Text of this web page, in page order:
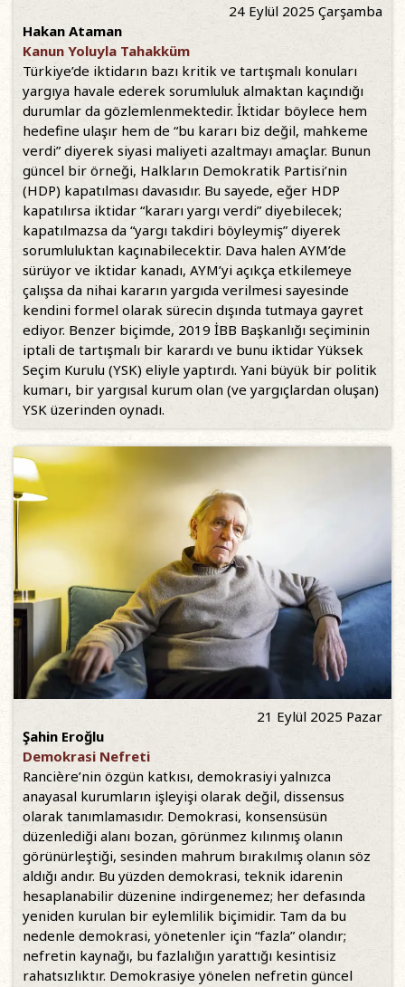
24 Eylül 2025 Çarşamba
Hakan Ataman
Kanun Yoluyla Tahakküm
Türkiye’de iktidarın bazı kritik ve tartışmalı konuları
yargıya havale ederek sorumluluk almaktan kaçındığı
durumlar da gözlemlenmektedir. İktidar böylece hem
hedefine ulaşır hem de “bu kararı biz değil, mahkeme
verdi” diyerek siyasi maliyeti azaltmayı amaçlar. Bunun
güncel bir örneği, Halkların Demokratik Partisi’nin
(HDP) kapatılması davasıdır. Bu sayede, eğer HDP
kapatılırsa iktidar “kararı yargı verdi” diyebilecek;
kapatılmazsa da “yargı takdiri böyleymiş” diyerek
sorumluluktan kaçınabilecektir. Dava halen AYM’de
sürüyor ve iktidar kanadı, AYM’yi açıkça etkilemeye
çalışsa da nihai kararın yargıda verilmesi sayesinde
kendini formel olarak sürecin dışında tutmaya gayret
ediyor. Benzer biçimde, 2019 İBB Başkanlığı seçiminin
iptali de tartışmalı bir karardı ve bunu iktidar Yüksek
Seçim Kurulu (YSK) eliyle yaptırdı. Yani büyük bir politik
kumarı, bir yargısal kurum olan (ve yargıçlardan oluşan)
YSK üzerinden oynadı.
21 Eylül 2025 Pazar
Şahin Eroğlu
Demokrasi Nefreti
Rancière’nin özgün katkısı, demokrasiyi yalnızca
anayasal kurumların işleyişi olarak değil, dissensus
olarak tanımlamasıdır. Demokrasi, konsensüsün
düzenlediği alanı bozan, görünmez kılınmış olanın
görünürleştiği, sesinden mahrum bırakılmış olanın söz
aldığı andır. Bu yüzden demokrasi, teknik idarenin
hesaplanabilir düzenine indirgenemez; her defasında
yeniden kurulan bir eylemlilik biçimidir. Tam da bu
nedenle demokrasi, yönetenler için “fazla” olandır;
nefretin kaynağı, bu fazlalığın yarattığı kesintisiz
rahatsızlıktır. Demokrasiye yönelen nefretin güncel